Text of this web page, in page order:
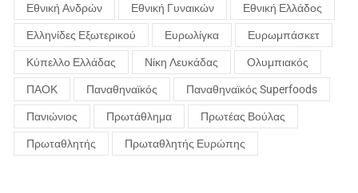
Εθνική Ανδρών Εθνική Γυναικών Εθνική Ελλάδος
Ελληνίδες Εξωτερικού Ευρωλίγκα Ευρωμπάσκετ
Κύπελλο Ελλάδας Νίκη Λευκάδας Ολυμπιακός
ΠΑΟΚ Παναθηναϊκός Παναθηναϊκός Superfoods
Πανιώνιος Πρωτάθλημα Πρωτέας Βούλας
Πρωταθλητής Πρωταθλητής Ευρώπης